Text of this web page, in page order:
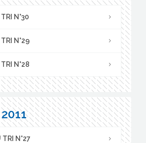
N°30
TRI N°29
N°28
TRI N°27